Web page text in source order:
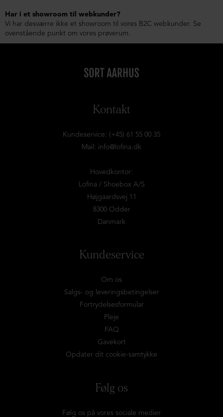
Har i et showroom til webkunder?
Vi har desværre ikke et showroom til vores B2C webkunder. Se
ovenstående punkt om vores prøverum.
Kontakt
Kundeservice: (+45) 61 55 00 35
Mail: info@lofina.dk
Hovedkontor:
Lofina / Shoebox A/S
Højgaardsvej 11
8300 Odder
Danmark
Kundeservice
Om os
Salgs- og leveringsbetingelser
Fortrydelsesformular
Pleje
FAQ
Gavekort
Opdater dit cookie-samtykke
Følg os
Følg os på vores sociale medier